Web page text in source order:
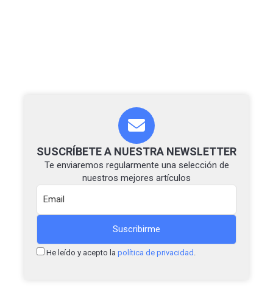
SUSCRÍBETE A NUESTRA NEWSLETTER
Te enviaremos regularmente una selección de
nuestros mejores artículos
He leído y acepto la política de privacidad